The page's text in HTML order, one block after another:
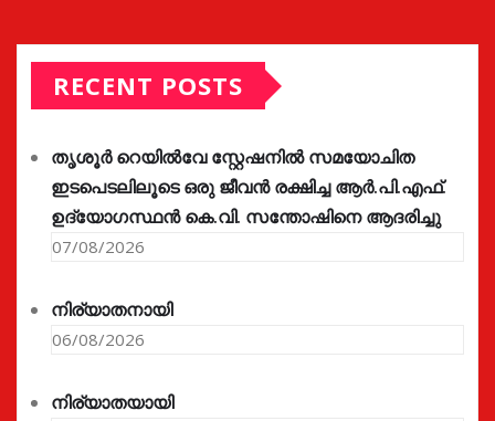
RECENT POSTS
തൃശൂർ റെയിൽവേ സ്റ്റേഷനിൽ സമയോചിത
ഇടപെടലിലൂടെ ഒരു ജീവൻ രക്ഷിച്ച ആർ.പി.എഫ്.
ഉദ്യോഗസ്ഥൻ കെ.വി. സന്തോഷിനെ ആദരിച്ചു
07/08/2026
നിര്യാതനായി
06/08/2026
നിര്യാതയായി